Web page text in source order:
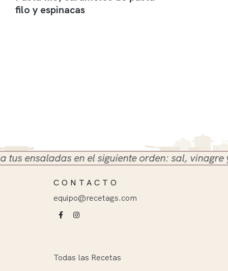
filo y espinacas
ensaladas en el siguiente orden: sal, vinagre y
CONTACTO
equipo@recetags.com
Todas las Recetas